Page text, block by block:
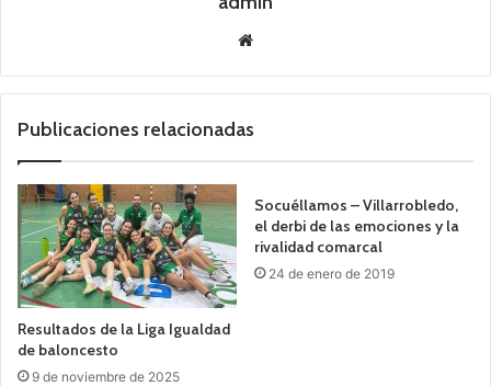
we
Publicaciones relacionadas
Resultados de la Liga Igualdad
de baloncesto
9 de noviembre de 2025
Socuéllamos – Villarrobledo,
el derbi de las emociones y la
rivalidad comarcal
24 de enero de 2019